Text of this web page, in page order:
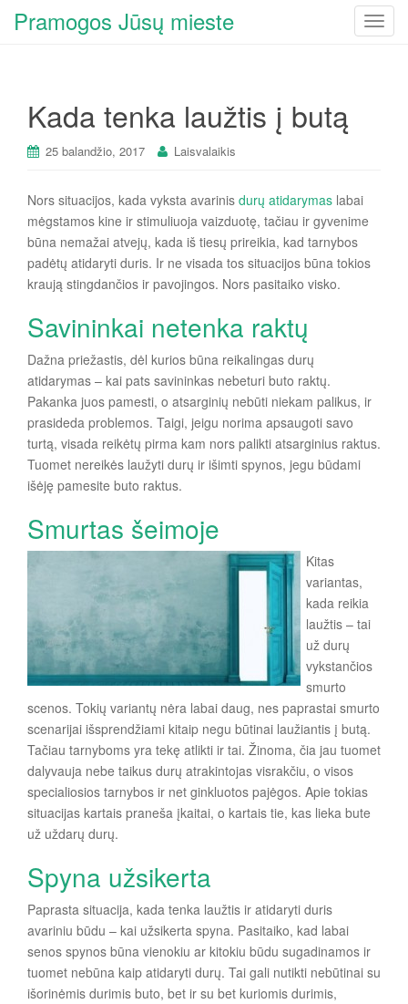
T
Pramogos Jūsų mieste
Kada tenka laužtis į butą
25 balandžio, 2017 Laisvalaikis
Nors situacijos, kada vyksta avarinis durų atidarymas labai
mėgstamos kine ir stimuliuoja vaizduotę, tačiau ir gyvenime
būna nemažai atvejų, kada iš tiesų prireikia, kad tarnybos
padėtų atidaryti duris. Ir ne visada tos situacijos būna tokios
kraują stingdančios ir pavojingos. Nors pasitaiko visko.
Savininkai netenka raktų
Dažna priežastis, dėl kurios būna reikalingas durų
atidarymas – kai pats savininkas nebeturi buto raktų.
Pakanka juos pamesti, o atsarginių nebūti niekam palikus, ir
prasideda problemos. Taigi, jeigu norima apsaugoti savo
turtą, visada reikėtų pirma kam nors palikti atsarginius raktus.
Tuomet nereikės laužyti durų ir išimti spynos, jegu būdami
išėję pamesite buto raktus.
Smurtas šeimoje
Kitas
variantas,
kada reikia
laužtis – tai
už durų
vykstančios
smurto
scenos. Tokių variantų nėra labai daug, nes paprastai smurto
scenarijai išsprendžiami kitaip negu būtinai laužiantis į butą.
Tačiau tarnyboms yra tekę atlikti ir tai. Žinoma, čia jau tuomet
dalyvauja nebe taikus durų atrakintojas visrakčiu, o visos
specialiosios tarnybos ir net ginkluotos pajėgos. Apie tokias
situacijas kartais praneša įkaitai, o kartais tie, kas lieka bute
už uždarų durų.
Spyna užsikerta
Paprasta situacija, kada tenka laužtis ir atidaryti duris
avariniu būdu – kai užsikerta spyna. Pasitaiko, kad labai
senos spynos būna vienokiu ar kitokiu būdu sugadinamos ir
tuomet nebūna kaip atidaryti durų. Tai gali nutikti nebūtinai su
išorinėmis durimis buto, bet ir su bet kuriomis durimis,